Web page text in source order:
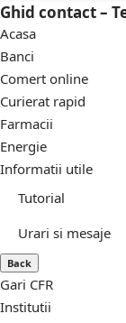
Ghid contact –
Acasa
Banci
Comert online
Curierat rapid
Farmacii
Energie
Informatii utile
Tutorial
Urari si mesaje
Back
Gari CFR
Institutii